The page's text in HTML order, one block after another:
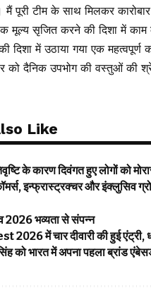
मैं पूरी टीम के साथ मिलकर
मूल्य सृजित करने की दिशा में
दिशा में उठाया गया एक
को दैनिक उपभोग की वस्तुओं की
Like
के कारण दिवंगत हुए लोगों को
इन्फ्रास्ट्रक्चर और इंक्लुसिव
2026 भव्यता से संपन्न
में चार दीवारी की हुई एंट्री,
को भारत में अपना पहला ब्रांड